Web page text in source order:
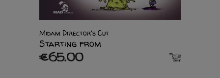
Midam Director's Cut
Starting from
€65.00